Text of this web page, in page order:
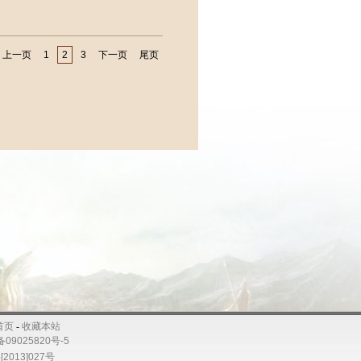
上一页 1 2 3 下一页 尾页
页 - 收藏本站
09025820号-5
号